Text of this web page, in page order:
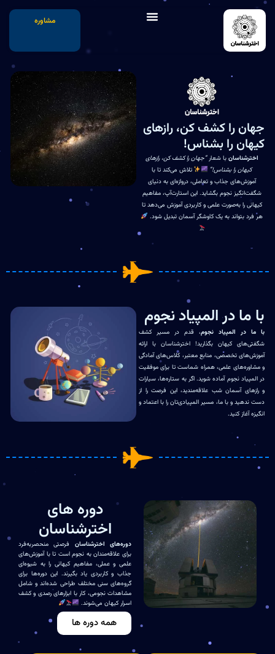
مشاوره
جهان را کشف کن، رازهای
کیهان را بشناس!
اخترشناسان با شعار“جهان را کشف کن، رازهای
کیهان را بشناس!”
تلاش می‌کند تا با
آموزش‌های جذاب و تعاملی، دروازه‌ای به دنیای
شگفت‌انگیز نجوم بگشاید. این استارت‌آپ، مفاهیم
کیهانی را به‌صورت علمی و کاربردی آموزش می‌دهد تا
هر فرد بتواند به یک کاوشگر آسمان تبدیل شود.
با ما در المپیاد نجوم
با ما در المپیاد نجوم، قدم در مسیر کشف
شگفتی‌های کیهان بگذارید! اخترشناسان با ارائه
آموزش‌های تخصصی، منابع معتبر، کلاس‌های آمادگی
و مشاوره‌های علمی، همراه شماست تا برای موفقیت
در المپیاد نجوم آماده شوید. اگر به ستاره‌ها، سیارات
و رازهای آسمان شب علاقه‌مندید، این فرصت را از
دست ندهید و با ما، مسیر المپیادی‌تان را با اعتماد و
انگیزه آغاز کنید.
دوره های
اخترشناسان
دوره‌های اخترشناسان فرصتی منحصربه‌فرد
برای علاقه‌مندان به نجوم است تا با آموزش‌های
علمی و عملی، مفاهیم کیهانی را به شیوه‌ای
جذاب و کاربردی یاد بگیرند. این دوره‌ها برای
گروه‌های سنی مختلف طراحی شده‌اند و شامل
مشاهدات نجومی، کار با ابزارهای رصدی و کشف
اسرار کیهان می‌شوند.
همه دوره ها